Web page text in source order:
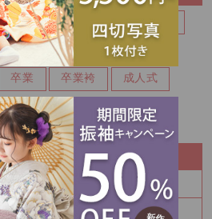
イベント お宮参り・百日
ン マタニティ 七五三
卒業 卒業袴 成人式
ENTRY
七五三
い撮影もできます♪